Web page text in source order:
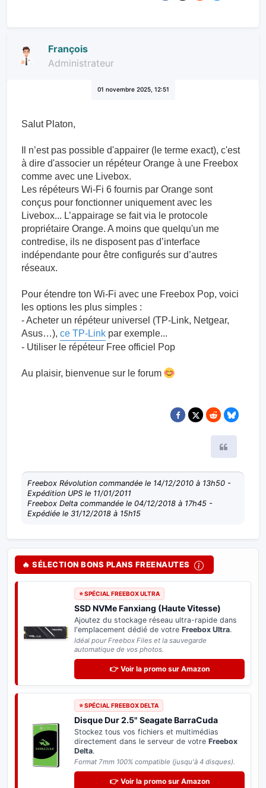
François
Administrateur
01 novembre 2025, 12:51
Salut Platon,
Il n’est pas possible d'appairer (le terme exact), c'est
à dire d'associer un répéteur Orange à une Freebox
comme avec une Livebox.
Les répéteurs Wi-Fi 6 fournis par Orange sont
conçus pour fonctionner uniquement avec les
Livebox... L’appairage se fait via le protocole
propriétaire Orange. A moins que quelqu'un me
contredise, ils ne disposent pas d’interface
indépendante pour être configurés sur d’autres
réseaux.
Pour étendre ton Wi-Fi avec une Freebox Pop, voici
les options les plus simples :
- Acheter un répéteur universel (TP-Link, Netgear,
Asus…), ce TP-Link par exemple...
- Utiliser le répéteur Free officiel Pop
Au plaisir, bienvenue sur le forum
Freebox Révolution commandée le 14/12/2010 à 13h50 -
Expédition UPS le 11/01/2011
Freebox Delta commandée le 04/12/2018 à 17h45 -
Expédiée le 31/12/2018 à 15h15
🔥 SÉLECTION BONS PLANS FREENAUTES
⭐ SPÉCIAL FREEBOX ULTRA
SSD NVMe Fanxiang (Haute Vitesse)
Ajoutez du stockage réseau ultra-rapide dans
l'emplacement dédié de votre Freebox Ultra.
Idéal pour Freebox Files et la sauvegarde
automatique de vos photos.
👉 Voir la promo sur Amazon
⭐ SPÉCIAL FREEBOX DELTA
Disque Dur 2.5" Seagate BarraCuda
Stockez tous vos fichiers et multimédias
directement dans le serveur de votre Freebox
Delta.
Format 7mm 100% compatible (jusqu'à 4 disques).
👉 Voir la promo sur Amazon